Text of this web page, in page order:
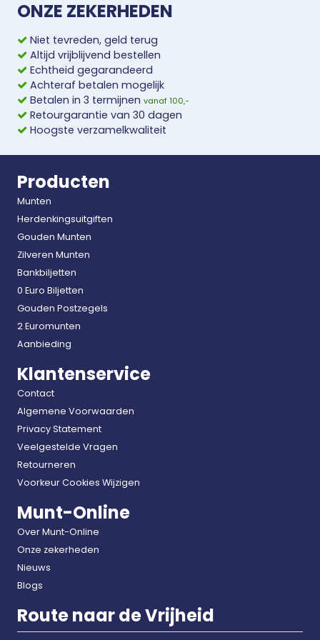
ONZE ZEKERHEDEN
Niet tevreden, geld terug
Altijd vrijblijvend bestellen
Echtheid gegarandeerd
Achteraf betalen mogelijk
Betalen in 3 termijnen vanaf 100,-
Retourgarantie van 30 dagen
Hoogste verzamelkwaliteit
Producten
Munten
Herdenkingsuitgiften
Gouden Munten
Zilveren Munten
Bankbiljetten
0 Euro Biljetten
Gouden Postzegels
2 Euromunten
Aanbieding
Klantenservice
Contact
Algemene Voorwaarden
Privacy Statement
Veelgestelde Vragen
Retourneren
Voorkeur Cookies Wijzigen
Munt-Online
Over Munt-Online
Onze zekerheden
Nieuws
Blogs
Route naar de Vrijheid